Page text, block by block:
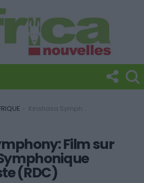
Kinshasa Symphony: Film sur l’Orchestre Symphonique Kimbanguiste (RDC)
Film sur
(RDC)